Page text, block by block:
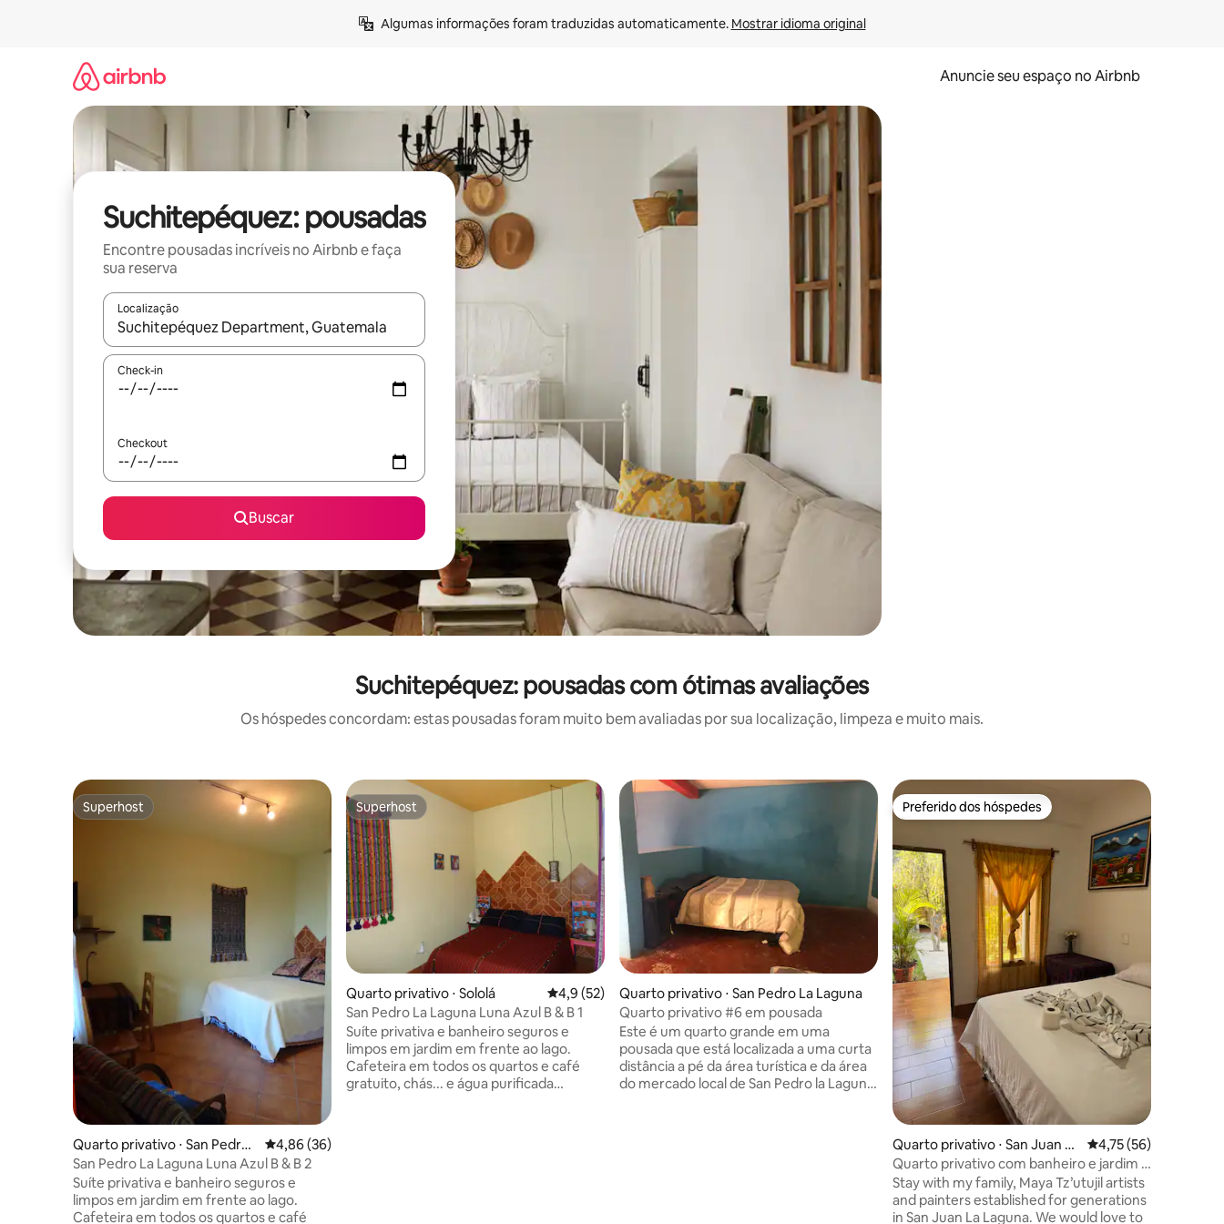
Algumas informações foram traduzidas automaticamente. Mostrar idioma original
Anuncie seu espaço no Airbnb
Suchitepéquez: pousadas
Encontre pousadas incríveis no Airbnb e faça
sua reserva
Localização
Quando os resultados estiverem disponíveis, explore-os usando as seta para cima e para baixo do teclado ou tocando e deslizando o dedo na tela.
Check-in
Checkout
Buscar
Suchitepéquez: pousadas com ótimas avaliações
Os hóspedes concordam: estas pousadas foram muito bem avaliadas por sua localização, limpeza e muito mais.
Superhost
Superhost
Quarto privativo ⋅ San Pedro
La Laguna
4,86 de uma avaliação média de 5, 36 avaliações
4,86 (36)
San Pedro La Laguna Luna Azul B & B 2
Suíte privativa e banheiro seguros e
limpos em jardim em frente ao lago.
Cafeteira em todos os quartos e café
Superhost
Superhost
Quarto privativo ⋅ Sololá 4,9 de uma avaliação média de 5, 52 avaliações
4,9 (52)
San Pedro La Laguna Luna Azul B & B 1
Suíte privativa e banheiro seguros e
limpos em jardim em frente ao lago.
Cafeteira em todos os quartos e café
gratuito, chás... e água purificada
Quarto privativo ⋅ San Pedro La Laguna
Quarto privativo #6 em pousada
Este é um quarto grande em uma
pousada que está localizada a uma curta
distância a pé da área turística e da área
do mercado local de San Pedro la Laguna.
Preferido dos hóspedes
Preferido dos hóspedes
Quarto privativo ⋅ San Juan La
Laguna
4,75 de uma
4,75 (56)
Quarto privativo com banheiro e jardim |
Perto da doca.
Stay with my family, Maya Tz’utujil artists
and painters established for generations
in San Juan La Laguna. We would love to